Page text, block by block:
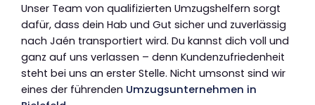
Unser Team von qualifizierten Umzugshelfern sorgt
dafür, dass dein Hab und Gut sicher und zuverlässig
nach Jaén transportiert wird. Du kannst dich voll und
ganz auf uns verlassen – denn Kundenzufriedenheit
steht bei uns an erster Stelle. Nicht umsonst sind wir
eines der führenden Umzugsunternehmen in